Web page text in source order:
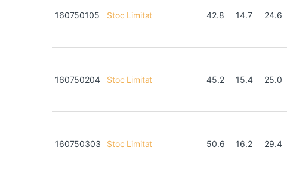
160750105 Stoc Limitat 42.8 14.7 24.6
160750204 Stoc Limitat 45.2 15.4 25.0
160750303 Stoc Limitat 50.6 16.2 29.4